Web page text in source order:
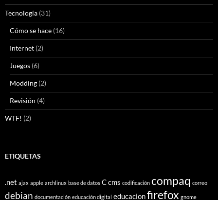
Tecnología (31)
Cómo se hace (16)
Internet (2)
Juegos (6)
Modding (2)
Revisión (4)
WTF! (2)
ETIQUETAS
.net ajax apple archlinux base de datos Ccms codificación compaq correo
debian documentación educación digital educacionfirefox gnome